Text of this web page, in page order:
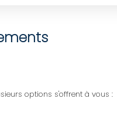
options s'offrent à vous :